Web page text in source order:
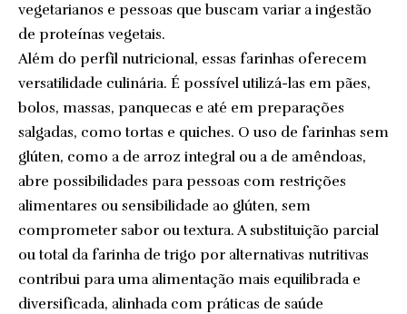
vegetarianos e pessoas que buscam variar a ingestão
de proteínas vegetais.
Além do perfil nutricional, essas farinhas oferecem
versatilidade culinária. É possível utilizá-las em pães,
bolos, massas, panquecas e até em preparações
salgadas, como tortas e quiches. O uso de farinhas sem
glúten, como a de arroz integral ou a de amêndoas,
abre possibilidades para pessoas com restrições
alimentares ou sensibilidade ao glúten, sem
comprometer sabor ou textura. A substituição parcial
ou total da farinha de trigo por alternativas nutritivas
contribui para uma alimentação mais equilibrada e
diversificada, alinhada com práticas de saúde